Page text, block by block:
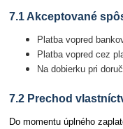
7.1 Akceptované
Platba vopred
Platba vopred cez
Na dobierku pri
7.2 Prechod
Do momentu úplného